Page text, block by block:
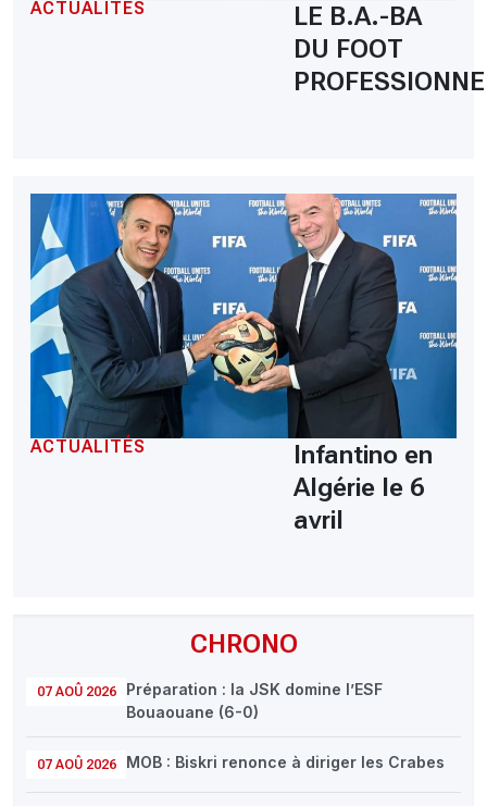
CHRONO
07 AOÛ 2026
Préparation : la JSK domine l’ESF
Bouaouane (6-0)
07 AOÛ 2026 MOB : Biskri renonce à diriger les Crabes
ACTUALITÉS
LE B.A.-BA
DU FOOT
ACTUALITÉS
Infantino en
Algérie le 6
avril